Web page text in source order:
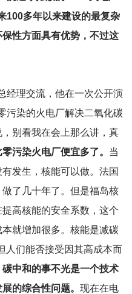
100多年以来建设的最复杂
性方面具有优势，不过这
经理交流，他在一次公开演
污染的火电厂解决二氧化碳
别看我在会上那么讲，真
污染火电厂便宜多了。 当
发生，核能可以做。法国
了几十年了。但是福岛核
高核能的安全系数，这个
就增加很多。核能是减碳
人们能否接受因其高成本而
碳中和的事不光是一个技术
的综合性问题。 现在在电